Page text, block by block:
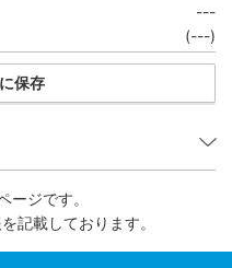
---
(---)
保存
ジです。
記載しております。